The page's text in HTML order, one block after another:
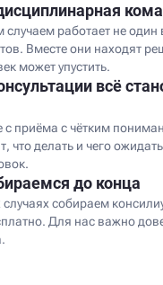
работает не один
Вместе они находят
может упустить.
всё
с приёма с чётким
что делать и чего
до конца
собираем
Для нас важно